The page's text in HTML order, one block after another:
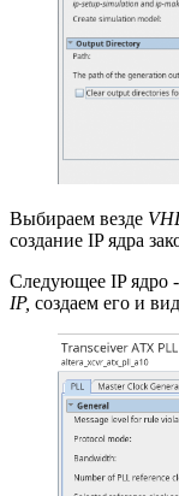
Выбираем везде
создание IP ядра
Следующее IP ядро -
IP, создаем его и